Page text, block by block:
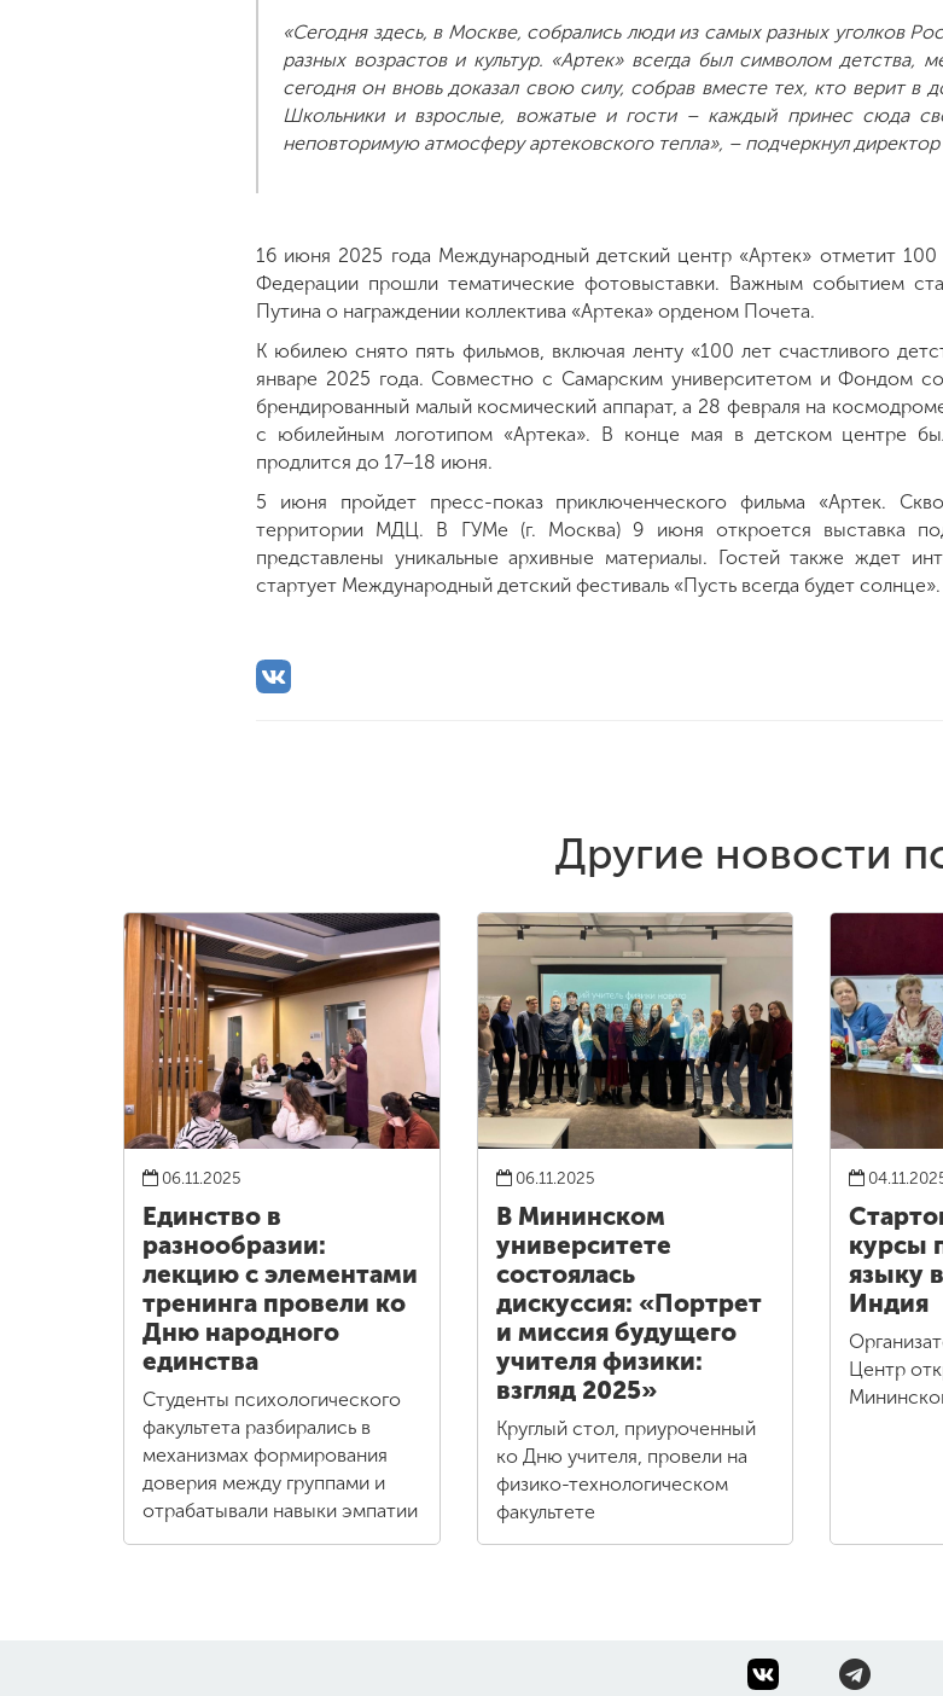
«Сегодня здесь, в Москве, собрались люди из самых разных уголков
разных возрастов и культур. «Артек» всегда был символом детства,
сегодня он вновь доказал свою силу, собрав вместе тех, кто верит
Школьники и взрослые, вожатые и гости – каждый принес сюда
неповторимую атмосферу артековского тепла», – подчеркнул
16 июня 2025 года Международный детский центр «Артек» отметит
Федерации прошли тематические фотовыставки. Важным событием
Путина о награждении коллектива «Артека» орденом Почета.
К юбилею снято пять фильмов, включая ленту «100 лет счастливого
январе 2025 года. Совместно с Самарским университетом и Фондом
брендированный малый космический аппарат, а 28 февраля на
с юбилейным логотипом «Артека». В конце мая в детском центре
продлится до 17–18 июня.
5 июня пройдет пресс-показ приключенческого фильма «Артек.
территории МДЦ. В ГУМе (г. Москва) 9 июня откроется выставка
представлены уникальные архивные материалы. Гостей также ждет
стартует Международный детский фестиваль «Пусть всегда будет солнце».
Другие новости
06.11.2025
Единство в
разнообразии:
лекцию с элементами
тренинга провели ко
Дню народного
единства
Студенты психологического
факультета разбирались в
механизмах формирования
доверия между группами и
отрабатывали навыки эмпатии
06.11.2025
В Мининском
университете
состоялась
дискуссия: «Портрет
и миссия будущего
учителя физики:
взгляд 2025»
Круглый стол, приуроченный
ко Дню учителя, провели на
физико-технологическом
факультете
курсы
языку
Индия
Центр